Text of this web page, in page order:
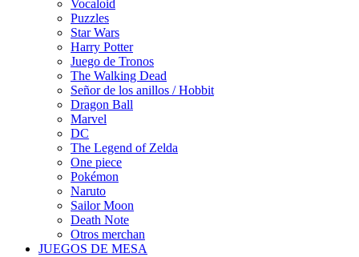
Vocaloid
Puzzles
Star Wars
Harry Potter
Juego de Tronos
The Walking Dead
Señor de los anillos / Hobbit
Dragon Ball
Marvel
DC
The Legend of Zelda
One piece
Pokémon
Naruto
Sailor Moon
Death Note
Otros merchan
JUEGOS DE MESA